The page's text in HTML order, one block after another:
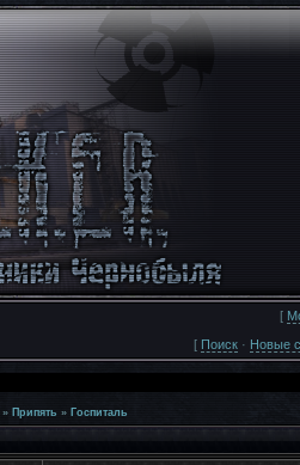
[
[ Поиск · Новые
» Припять » Госпиталь